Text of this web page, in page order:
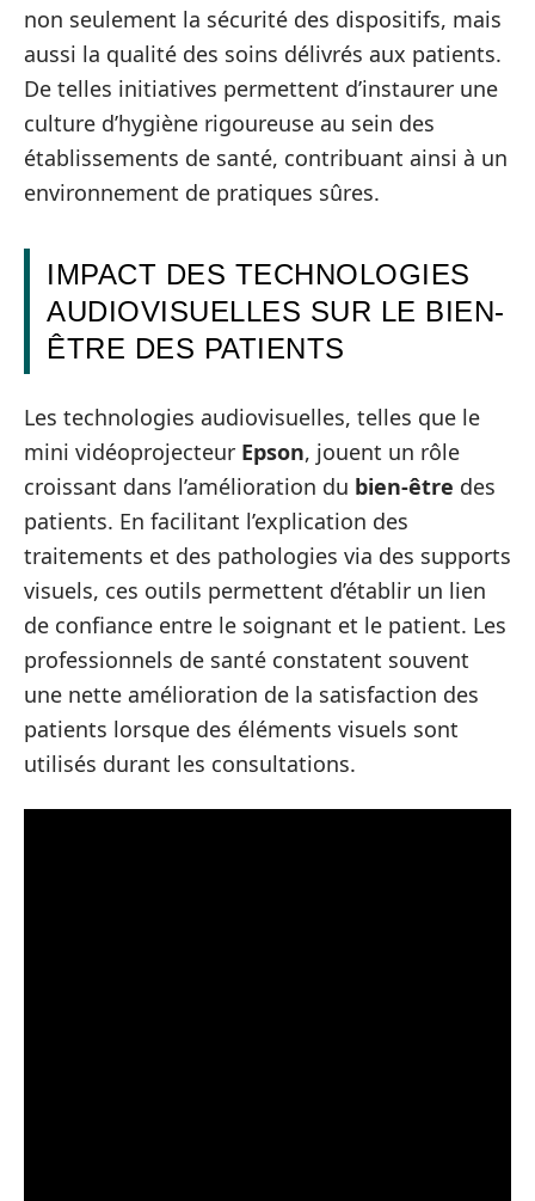
non seulement la sécurité des dispositifs, mais
aussi la qualité des soins délivrés aux patients.
De telles initiatives permettent d’instaurer une
culture d’hygiène rigoureuse au sein des
établissements de santé, contribuant ainsi à un
environnement de pratiques sûres.
IMPACT DES TECHNOLOGIES
AUDIOVISUELLES SUR LE BIEN-
ÊTRE DES PATIENTS
Les technologies audiovisuelles, telles que le
mini vidéoprojecteur Epson, jouent un rôle
croissant dans l’amélioration du bien-être des
patients. En facilitant l’explication des
traitements et des pathologies via des supports
visuels, ces outils permettent d’établir un lien
de confiance entre le soignant et le patient. Les
professionnels de santé constatent souvent
une nette amélioration de la satisfaction des
patients lorsque des éléments visuels sont
utilisés durant les consultations.